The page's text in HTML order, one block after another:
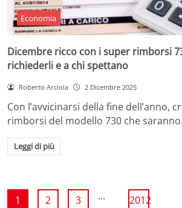
Economia
Dicembre ricco con i super rimborsi
richiederli e a chi spettano
Roberto Arciola 2 Dicembre 2025
Con l’avvicinarsi della fine dell’anno,
rimborsi del modello 730 che
Leggi di più
1 2 3 ... 2012